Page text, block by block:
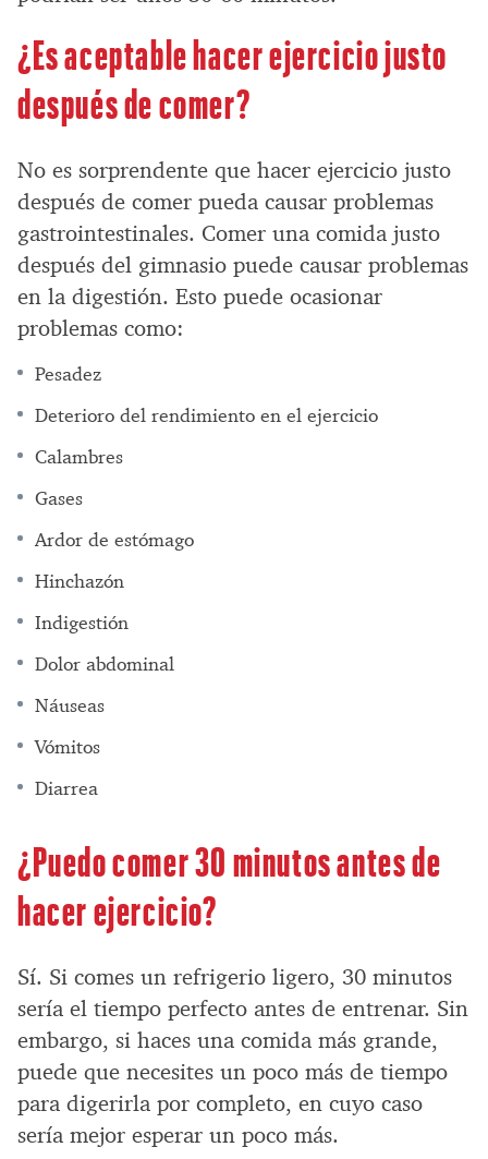
¿Es aceptable hacer ejercicio justo
después de comer?
No es sorprendente que hacer ejercicio justo
después de comer pueda causar problemas
gastrointestinales. Comer una comida justo
después del gimnasio puede causar problemas
en la digestión. Esto puede ocasionar
problemas como:
Pesadez
Deterioro del rendimiento en el ejercicio
Calambres
Gases
Ardor de estómago
Hinchazón
Indigestión
Dolor abdominal
Náuseas
Vómitos
Diarrea
¿Puedo comer 30 minutos antes de
hacer ejercicio?
Sí. Si comes un refrigerio ligero, 30 minutos
sería el tiempo perfecto antes de entrenar. Sin
embargo, si haces una comida más grande,
puede que necesites un poco más de tiempo
para digerirla por completo, en cuyo caso
sería mejor esperar un poco más.